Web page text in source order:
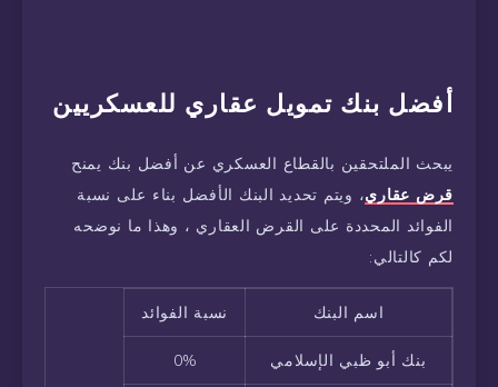
أفضل بنك تمويل عقاري للعسكريين
يبحث الملتحقين بالقطاع العسكري عن أفضل بنك يمنح
قرض عقاري، ويتم تحديد البنك الأفضل بناء على نسبة
الفوائد المحددة على القرض العقاري ، وهذا ما نوضحه
لكم كالتالي:
اسم البنك نسبة الفوائد
بنك أبو ظبي الإسلامي 0%